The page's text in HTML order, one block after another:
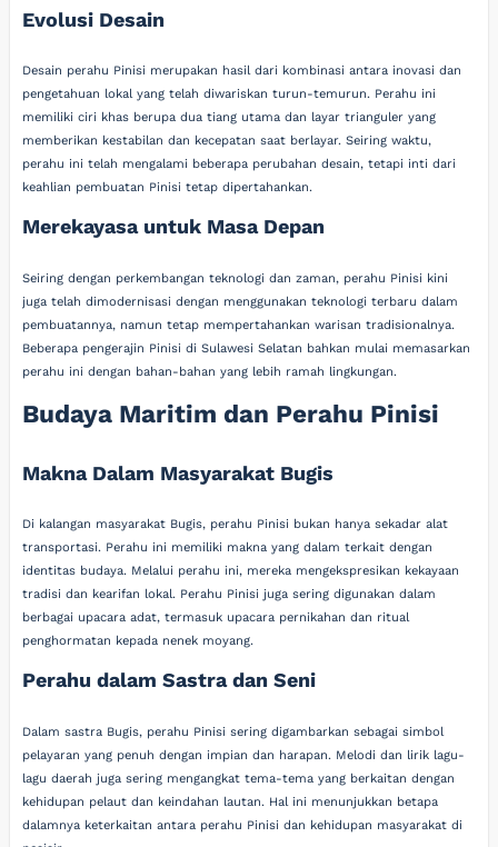
Evolusi Desain
Desain perahu Pinisi merupakan hasil dari kombinasi antara inovasi dan
pengetahuan lokal yang telah diwariskan turun-temurun. Perahu ini
memiliki ciri khas berupa dua tiang utama dan layar trianguler yang
memberikan kestabilan dan kecepatan saat berlayar. Seiring waktu,
perahu ini telah mengalami beberapa perubahan desain, tetapi inti dari
keahlian pembuatan Pinisi tetap dipertahankan.
Merekayasa untuk Masa Depan
Seiring dengan perkembangan teknologi dan zaman, perahu Pinisi kini
juga telah dimodernisasi dengan menggunakan teknologi terbaru dalam
pembuatannya, namun tetap mempertahankan warisan tradisionalnya.
Beberapa pengerajin Pinisi di Sulawesi Selatan bahkan mulai memasarkan
perahu ini dengan bahan-bahan yang lebih ramah lingkungan.
Budaya Maritim dan Perahu Pinisi
Makna Dalam Masyarakat Bugis
Di kalangan masyarakat Bugis, perahu Pinisi bukan hanya sekadar alat
transportasi. Perahu ini memiliki makna yang dalam terkait dengan
identitas budaya. Melalui perahu ini, mereka mengekspresikan kekayaan
tradisi dan kearifan lokal. Perahu Pinisi juga sering digunakan dalam
berbagai upacara adat, termasuk upacara pernikahan dan ritual
penghormatan kepada nenek moyang.
Perahu dalam Sastra dan Seni
Dalam sastra Bugis, perahu Pinisi sering digambarkan sebagai simbol
pelayaran yang penuh dengan impian dan harapan. Melodi dan lirik lagu-
lagu daerah juga sering mengangkat tema-tema yang berkaitan dengan
kehidupan pelaut dan keindahan lautan. Hal ini menunjukkan betapa
dalamnya keterkaitan antara perahu Pinisi dan kehidupan masyarakat di